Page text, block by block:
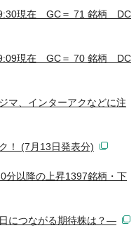
現在 GC＝ 71 銘柄 DC
現在 GC＝ 70 銘柄 DC
、インターアクなどに注
！ (7月13日発表分)
以降の上昇1397銘柄・下
につながる期待株は？―